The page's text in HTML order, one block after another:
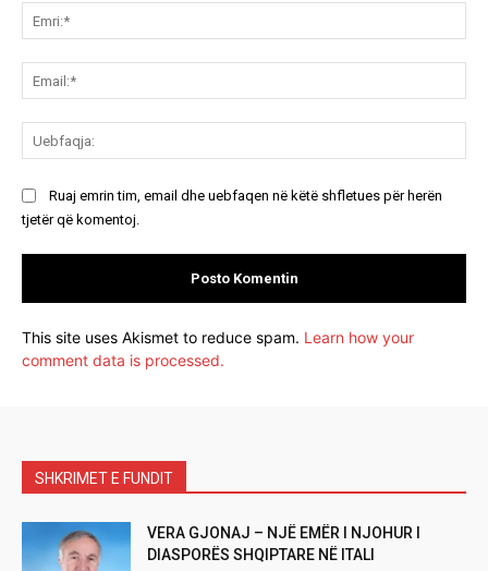
Ruaj emrin tim, email dhe uebfaqen në këtë shfletues për herën
tjetër që komentoj.
This site uses Akismet to reduce spam. Learn how your
comment data is processed.
SHKRIMET E FUNDIT
VERA GJONAJ – NJË EMËR I NJOHUR I
DIASPORËS SHQIPTARE NË ITALI